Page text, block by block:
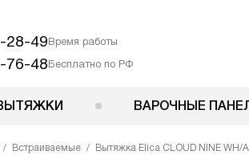
28-49Время работы
76-48Бесплатно по РФ
ВАРОЧНЫЕ
Встраиваемые Вытяжка Elica CLOUD NINE WH/